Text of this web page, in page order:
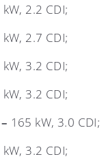
2.2 CDI;
2.7 CDI;
3.2 CDI;
3.2 CDI;
165 kW, 3.0 CDI;
3.2 CDI;